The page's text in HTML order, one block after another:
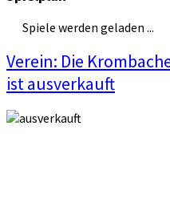
Spiele werden geladen ...
Verein: Die
ist ausverkauft